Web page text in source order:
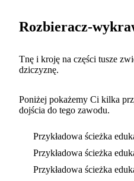
Rozbieracz-
Tnę i kroję na części tusze
dziczyznę.
Poniżej pokażemy Ci kilka
dojścia do tego zawodu.
Przykładowa ścieżka
Przykładowa ścieżka
Przykładowa ścieżka